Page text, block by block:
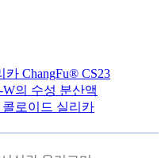
ChangFu® CS23
W의 수성 분산액
로이드 실리카